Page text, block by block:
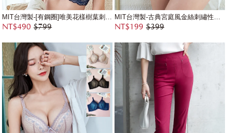
NT$490 $799 NT$199 $399